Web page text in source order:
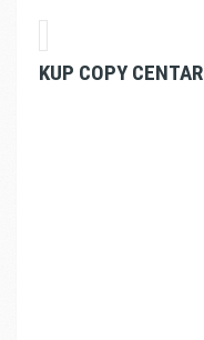
KUP COPY CENTAR